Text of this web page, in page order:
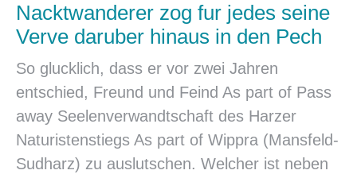
Nacktwanderer zog fur jedes seine
Verve daruber hinaus in den Pech
So glucklich, dass er vor zwei Jahren
entschied, Freund und Feind As part of Pass
away Seelenverwandtschaft des Harzer
Naturistenstiegs As part of Wippra (Mansfeld-
Sudharz) zu auslutschen. Welcher ist neben